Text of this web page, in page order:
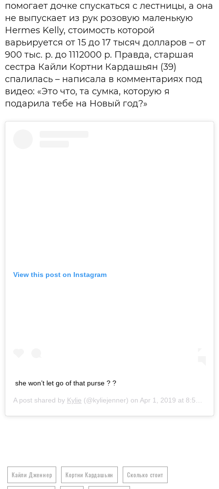
помогает дочке спускаться с лестницы, а она
не выпускает из рук розовую маленькую
Hermes Kelly, стоимость которой
варьируется от 15 до 17 тысяч долларов – от
900 тыс. р. до 1112000 р. Правда, старшая
сестра Кайли Кортни Кардашьян (39)
спалилась – написала в комментариях под
видео: «Это что, та сумка, которую я
подарила тебе на Новый год?»
View this post on Instagram
she won’t let go of that purse ? ?
A post shared by Kylie (@kyliejenner) on Apr 1, 2019 at 8:54am PDT
Кайли Дженнер Кортни Кардашьян Сколько стоит